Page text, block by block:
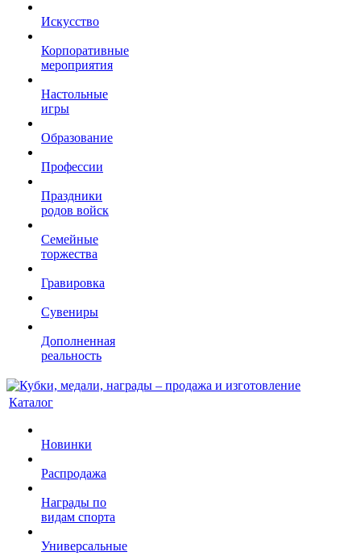
Искусство
Корпоративные
мероприятия
Настольные
игры
Образование
Профессии
Праздники
родов войск
Семейные
торжества
Гравировка
Сувениры
Дополненная
реальность
Каталог
Новинки
Распродажа
Награды по
видам спорта
Универсальные